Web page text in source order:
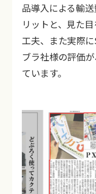
お
品導入による輸
リットと、見た
工夫、また実際
ブラ社様の評価
ています。